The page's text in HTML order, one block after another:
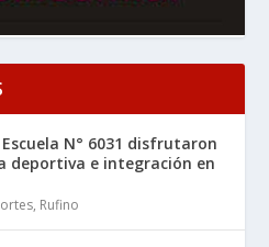
N° 6031 disfrutaron
deportiva e integración en
, Rufino